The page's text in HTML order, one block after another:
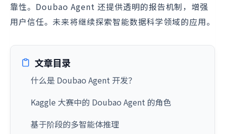
靠性。Doubao Agent 还提供透明的报告机制，增强
用户信任。未来将继续探索智能数据科学领域的应用。
文章目录
什么是 Doubao Agent 开发？
Kaggle 大赛中的 Doubao Agent 的角色
基于阶段的多智能体推理